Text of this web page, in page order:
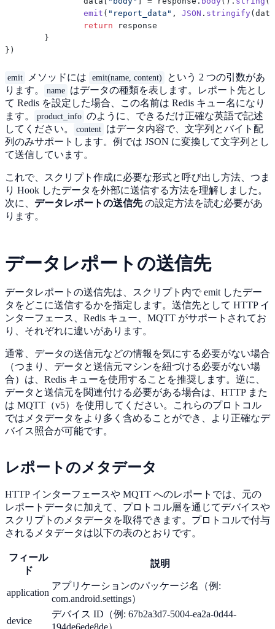
emit ( "report_data" , JSON . stringify
return response
        }
emit メソッドには emit(name, content)
という 2 つの引数があ
ります。
name はデータの種類を表します。レポート先とし
て Redis を設定した場合、この名前は Redis キュー名になり
ます。
product_info のように、できるだけ正確な英語で記述
してください。
content はデータ内容で、文字列とバイト配
列のみサポートします。例では JSON に変換して文字列とし
て送信しています。
これで、スクリプト作成に必要な形式と呼び出し方法、つま
り Hook したデータを外部に送信する方法を理解しました。
次に、 データレポートの送信先の設定方法を読む必要があ
ります。
データレポートの送信先
データレポートの送信先は、スクリプト内で emit したデー
タをどこに送信するかを指定します。送信先として HTTP イ
ンターフェース、Redis キュー、MQTT がサポートされてお
り、それぞれに違いがあります。
通常、データの送信元などの情報を気にする必要がない場合
（つまり、データと送信元マシンを紐づける必要がない場
合）は、Redis キューを使用することを推奨します。逆に、
データと送信元を関連付ける必要がある場合は、HTTP また
は MQTT（v5）を使用してください。これらのプロトコル
ではメタデータをより多く含めることができ、より正確なデ
バイス照合が可能です。
レポートのメタデータ
HTTP インターフェースや MQTT へのレポートでは、元の
レポートデータに加えて、プロトコル層を通じてデバイスや
スクリプトのメタデータを取得できます。プロトコルで付与
されるメタデータは以下の表のとおりです。
フィール
ド
説明
application
アプリケーションのパッケージ名（例:
com.android.settings）
device
デバイス ID（例: 67b2a3d7-5004-ea2a-0d44-